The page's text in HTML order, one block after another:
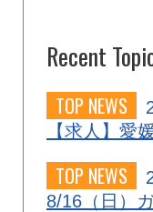
Recent
TOP NEWS
【求人】愛
TOP NEWS
8/16（日）